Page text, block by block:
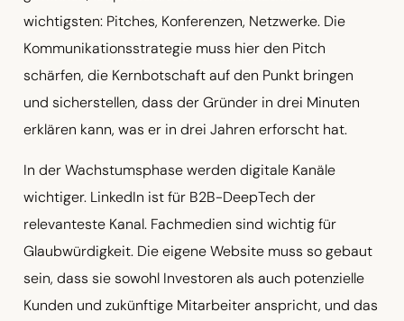
wichtigsten: Pitches, Konferenzen, Netzwerke. Die
Kommunikationsstrategie muss hier den Pitch
schärfen, die Kernbotschaft auf den Punkt bringen
und sicherstellen, dass der Gründer in drei Minuten
erklären kann, was er in drei Jahren erforscht hat.
In der Wachstumsphase werden digitale Kanäle
wichtiger. LinkedIn ist für B2B-DeepTech der
relevanteste Kanal. Fachmedien sind wichtig für
Glaubwürdigkeit. Die eigene Website muss so gebaut
sein, dass sie sowohl Investoren als auch potenzielle
Kunden und zukünftige Mitarbeiter anspricht, und das